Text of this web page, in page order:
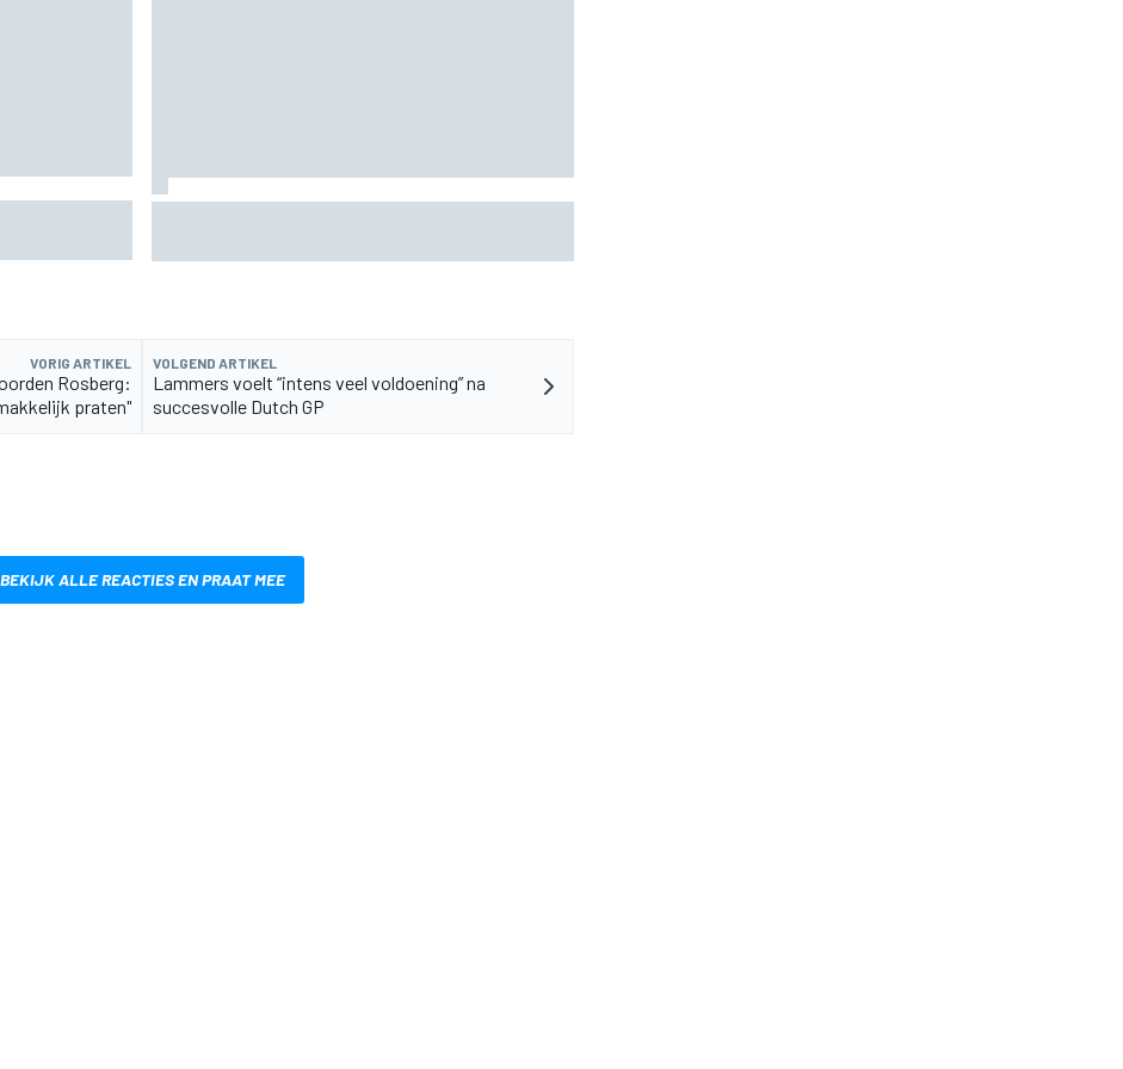
VORIG ARTIKEL
Rosberg:
praten"
VOLGEND ARTIKEL
Lammers voelt “intens veel voldoening” na
succesvolle Dutch GP
BEKIJK ALLE REACTIES EN PRAAT MEE